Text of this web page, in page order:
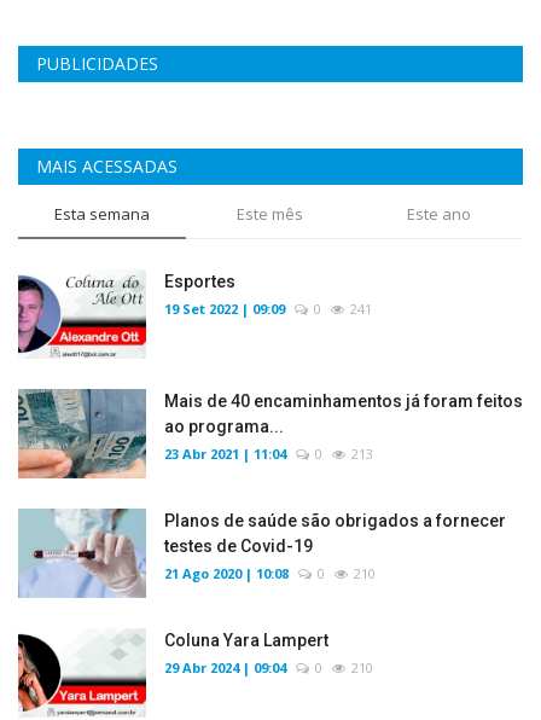
PUBLICIDADES
MAIS ACESSADAS
Esta semana Este mês Este ano
Esportes
19 Set 2022 | 09:09 0 241
Mais de 40 encaminhamentos já foram feitos
ao programa...
23 Abr 2021 | 11:04 0 213
Planos de saúde são obrigados a fornecer
testes de Covid-19
21 Ago 2020 | 10:08 0 210
Coluna Yara Lampert
29 Abr 2024 | 09:04 0 210